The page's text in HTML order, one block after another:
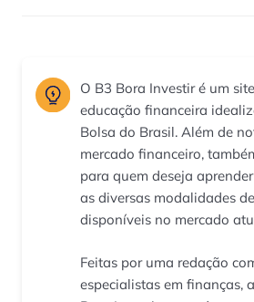
O B3 Bora Investir é um
educação financeira
Bolsa do Brasil. Além de
mercado financeiro,
para quem deseja
as diversas modalidades
disponíveis no mercado
Feitas por uma redação
especialistas em finanças,